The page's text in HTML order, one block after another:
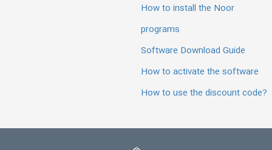
How to install the Noor
programs
Software Download Guide
How to activate the software
How to use the discount code?